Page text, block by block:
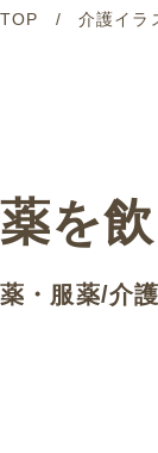
介護情報の総
TOP 介護イラ
薬を
薬・服薬/介